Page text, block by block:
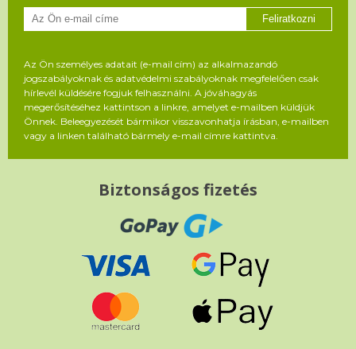
Feliratkozni
Az Ön személyes adatait (e-mail cím) az alkalmazandó
jogszabályoknak és adatvédelmi szabályoknak megfelelően csak
hírlevél küldésére fogjuk felhasználni. A jóváhagyás
megerősítéséhez kattintson a linkre, amelyet e-mailben küldjük
Önnek. Beleegyezését bármikor visszavonhatja írásban, e-mailben
vagy a linken található bármely e-mail címre kattintva.
Biztonságos fizetés